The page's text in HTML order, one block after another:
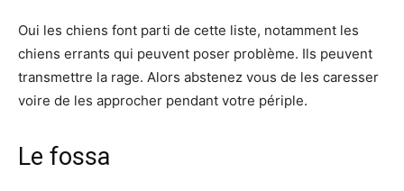
Oui les chiens font parti de cette liste, notamment les
chiens errants qui peuvent poser problème. Ils peuvent
transmettre la rage. Alors abstenez vous de les caresser
voire de les approcher pendant votre périple.
Le fossa